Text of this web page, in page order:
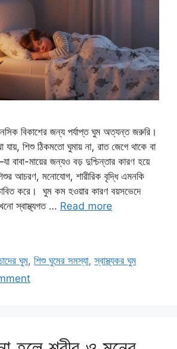
বিকাশের জন্য পর্যাপ্ত ঘুম অত্যন্ত জরুরি।
শিশু ঠিকমতো ঘুমায় না, রাত জেগে থাকে বা
বাবা-মায়ের জন্যও বড় দুশ্চিন্তার কারণ হয়ে
আচরণ, মনোযোগ, শারীরিক বৃদ্ধি এমনকি
করে। ঘুম কম হওয়ার কারণ বয়সভেদে
স্বাস্থ্যগত … Read more
ঘুম,শিশু ঘুমের সমস্যা,স্বাস্থ্যকর ঘুম